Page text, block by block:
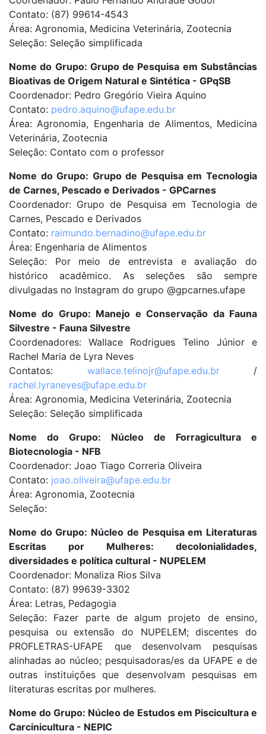
Contato: (87) 99614-4543
Área: Agronomia, Medicina Veterinária, Zootecnia
Seleção: Seleção simplificada
Nome do Grupo: Grupo de Pesquisa em Substâncias
Bioativas de Origem Natural e Sintética - GPqSB
Coordenador: Pedro Gregório Vieira Aquino
Contato: pedro.aquino@ufape.edu.br
Área: Agronomia, Engenharia de Alimentos, Medicina
Veterinária, Zootecnia
Seleção: Contato com o professor
Nome do Grupo: Grupo de Pesquisa em Tecnologia
de Carnes, Pescado e Derivados - GPCarnes
Coordenador: Grupo de Pesquisa em Tecnologia de
Carnes, Pescado e Derivados
Contato: raimundo.bernadino@ufape.edu.br
Área: Engenharia de Alimentos
Seleção: Por meio de entrevista e avaliação do
histórico acadêmico. As seleções são sempre
divulgadas no Instagram do grupo @gpcarnes.ufape
Nome do Grupo: Manejo e Conservação da Fauna
Silvestre - Fauna Silvestre
Coordenadores: Wallace Rodrigues Telino Júnior e
Rachel Maria de Lyra Neves
Contatos: wallace.telinojr@ufape.edu.br/
rachel.lyraneves@ufape.edu.br
Área: Agronomia, Medicina Veterinária, Zootecnia
Seleção: Seleção simplificada
Nome do Grupo: Núcleo de Forragicultura e
Biotecnologia - NFB
Coordenador: Joao Tiago Correria Oliveira
Contato: joao.oliveira@ufape.edu.br
Área: Agronomia, Zootecnia
Seleção:
Nome do Grupo: Núcleo de Pesquisa em Literaturas
Escritas por Mulheres: decolonialidades,
diversidades e política cultural - NUPELEM
Coordenador: Monaliza Rios Silva
Contato: (87) 99639-3302
Área: Letras, Pedagogia
Seleção: Fazer parte de algum projeto de ensino,
pesquisa ou extensão do NUPELEM; discentes do
PROFLETRAS-UFAPE que desenvolvam pesquisas
alinhadas ao núcleo; pesquisadoras/es da UFAPE e de
outras instituições que desenvolvam pesquisas em
literaturas escritas por mulheres.
Nome do Grupo: Núcleo de Estudos em Piscicultura e
Carcinicultura - NEPIC